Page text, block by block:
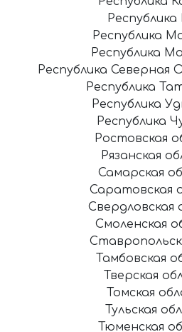
Республика
Республика
Республика
Республика Северная
Республика
Республика
Республика
Ростовская
Рязанская
Самарская
Саратовская
Свердловская
Смоленская
Тамбовская
Тверская
Томская
Тульская
Тюменская